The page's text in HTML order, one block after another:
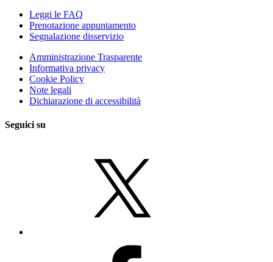
Leggi le FAQ
Prenotazione appuntamento
Segnalazione disservizio
Amministrazione Trasparente
Informativa privacy
Cookie Policy
Note legali
Dichiarazione di accessibilità
Seguici su